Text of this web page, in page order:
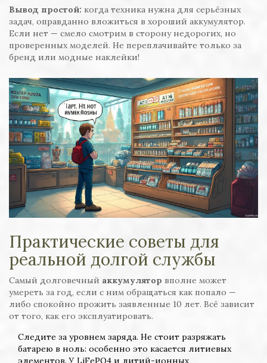
Вывод простой: когда техника нужна для серьёзных
задач, оправданно вложиться в хороший аккумулятор.
Если нет — смело смотрим в сторону недорогих, но
проверенных моделей. Не переплачивайте только за
бренд или модные наклейки!
Практические советы для
реальной долгой службы
Самый долговечный аккумулятор вполне может
умереть за год, если с ним обращаться как попало —
либо спокойно прожить заявленные 10 лет. Всё зависит
от того, как его эксплуатировать.
Следите за уровнем заряда. Не стоит разряжать
батарею в ноль: особенно это касается литиевых
элементов. У LiFePO4 и литий-ионных